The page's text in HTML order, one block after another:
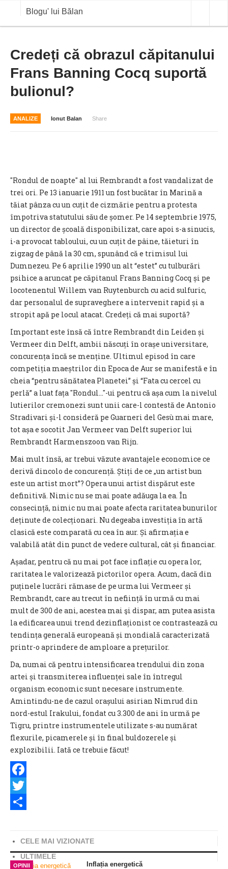
Blogu' lui Bălan
ANALIZE
BLOG IN DIALOG
Credeți că obrazul căpitanului
Frans Banning Cocq suportă
bulionul?
ANALIZE Ionut Balan Share
"Rondul de noapte" al lui Rembrandt a fost vandalizat de
trei ori. Pe 13 ianuarie 1911 un fost bucătar în Marină a
tăiat pânza cu un cuțit de cizmărie pentru a protesta
împotriva statutului său de șomer. Pe 14 septembrie 1975,
un director de școală disponibilizat, care apoi s-a sinucis,
i-a provocat tabloului, cu un cuțit de pâine, tăieturi în
zigzag de până la 30 cm, spunând că e trimisul lui
Dumnezeu. Pe 6 aprilie 1990 un alt “estet” cu tulburări
psihice a aruncat pe căpitanul Frans Banning Cocq și pe
locotenentul Willem van Ruytenburch cu acid sulfuric,
dar personalul de supraveghere a intervenit rapid și a
stropit apă pe locul atacat. Credeți că mai suportă?
Important este însă că între Rembrandt din Leiden și
Vermeer din Delft, ambii născuți în orașe universitare,
concurența încă se menține. Ultimul episod în care
competiția maeștrilor din Epoca de Aur se manifestă e în
cheia “pentru sănătatea Planetei” și “Fata cu cercel cu
perlă” a luat fața "Rondul…"-ui pentru că așa cum la nivelul
lutierilor cremonezi sunt unii care-l contestă de Antonio
Stradivari și-l consideră pe Guarneri del Gesù mai mare,
tot așa e socotit Jan Vermeer van Delft superior lui
Rembrandt Harmenszoon van Rijn.
Mai mult însă, ar trebui văzute avantajele economice ce
derivă dincolo de concurență. Știți de ce „un artist bun
este un artist mort”? Opera unui artist dispărut este
definitivă. Nimic nu se mai poate adăuga la ea. În
consecință, nimic nu mai poate afecta raritatea bunurilor
deținute de colecționari. Nu degeaba investiția în artă
clasică este comparată cu cea în aur. Și afirmația e
valabilă atât din punct de vedere cultural, cât și financiar.
Așadar, pentru că nu mai pot face inflație cu opera lor,
raritatea le valorizează pictorilor opera. Acum, dacă din
puținele lucrări rămase de pe urma lui Vermeer și
Rembrandt, care au trecut în neființă în urmă cu mai
mult de 300 de ani, acestea mai şi dispar, am putea asista
la edificarea unui trend dezinflaționist ce contrastează cu
tendința generală europeană și mondială caracterizată
printr-o aprindere de amploare a prețurilor.
Da, numai că pentru intensificarea trendului din zona
artei și transmiterea influenței sale în întregul
organism economic sunt necesare instrumente.
Amintindu-ne de cazul orașului asirian Nimrud din
nord-estul Irakului, fondat cu 3.300 de ani în urmă pe
Tigru, printre instrumentele utilizate s-au numărat
flexurile, picamerele și în final buldozerele și
explozibilii. Iată ce trebuie făcut!
Facebook
Twitter
CELE MAI VIZIONATE
ULTIMELE
OPINII Inflația energetică